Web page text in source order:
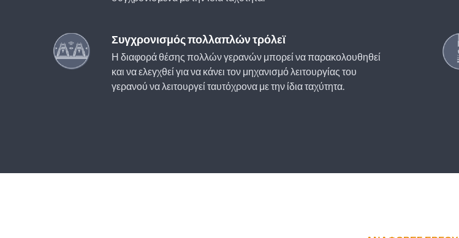
Συγχρονισμός πολλαπλών τρόλεϊ
Η διαφορά θέσης πολλών γερανών μπορεί να παρακολουθηθεί
και να ελεγχθεί για να κάνει τον μηχανισμό λειτουργίας του
γερανού να λειτουργεί ταυτόχρονα με την ίδια ταχύτητα.